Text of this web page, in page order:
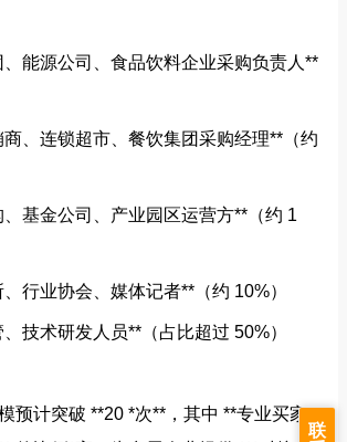
、能源公司、食品饮料企业采购负责人**
、连锁超市、餐饮集团采购经理**（约
基金公司、产业园区运营方**（约 1
行业协会、媒体记者**（约 10%）
技术研发人员**（占比超过 50%）
预计突破 **20 *次**，其中 **专业买家**
联